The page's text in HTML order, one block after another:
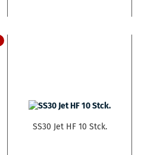
SS30 Jet HF 10 Stck.